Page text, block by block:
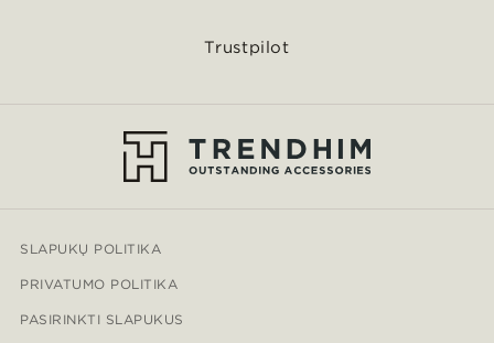
Trustpilot
SLAPUKŲ POLITIKA
PRIVATUMO POLITIKA
PASIRINKTI SLAPUKUS